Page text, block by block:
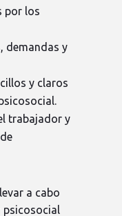
por los
demandas y
y claros
trabajador y
a cabo
psicosocial